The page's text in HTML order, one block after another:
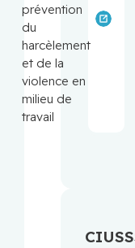
prévention
du
harcèlement
et de la
violence en
milieu de
travail